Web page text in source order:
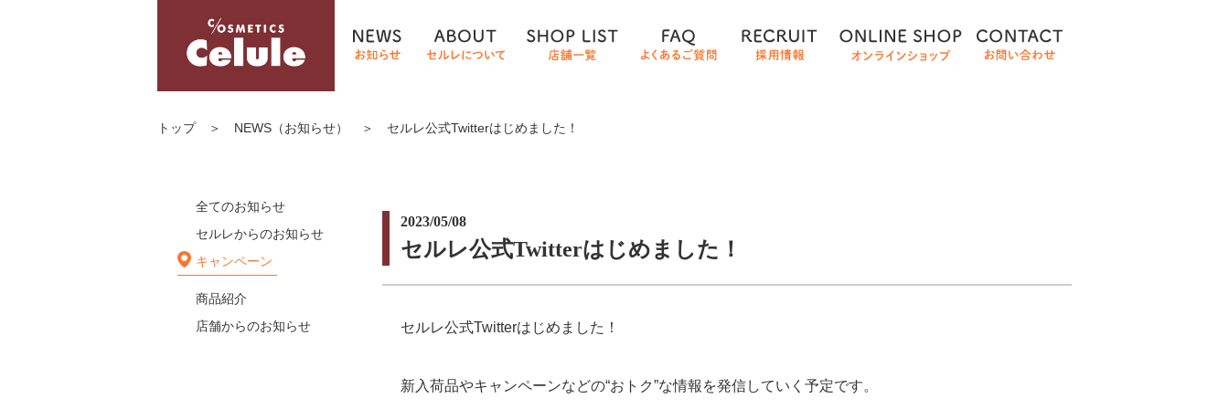
トップ＞ NEWS（お知らせ） ＞ セルレ公式Twitterはじめました！
全てのお知らせ
セルレからのお知らせ
キャンペーン
商品紹介
店舗からのお知らせ
2023/05/08
セルレ公式Twitterはじめました！
セルレ公式Twitterはじめました！
新入荷品やキャンペーンなどの“おトク”な情報を発信していく予定です。